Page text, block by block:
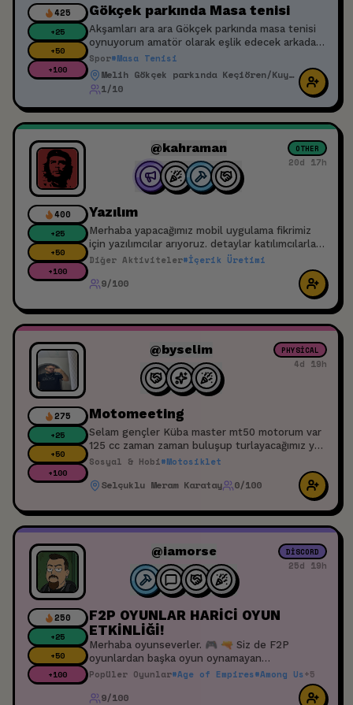
425
+25
+50
+100
Gökçek parkında Masa tenisi
Akşamları ara ara Gökçek parkında masa tenisi
oynuyorum amatör olarak eşlik edecek arkadaş
arıyorum tarih temsilidir
Spor#Masa Tenisi
Melih Gökçek parkında Keçiören/Kuyubaşı
1/10
400
+25
+50
+100
@kahraman OTHER
20d 17h
Yazılım
Merhaba yapacağımız mobil uygulama fikrimiz
için yazılımcılar arıyoruz. detaylar katılımcılarla
paylaşılacaktır. Projemizde bulunmak isteyenler
Diğer Aktiviteler#İçerik Üretimi
9/100
275
+25
+50
+100
@byselim PHYSICAL
4d 19h
Motomeeting
Selam gençler Küba master mt50 motorum var
125 cc zaman zaman buluşup turlayacağımız yeri
geldiğinde ilçe veya şehir dışına gideceğimiz bir
Sosyal & Hobi#Motosiklet
Selçuklu Meram Karatay 0/100
250
+25
+50
+100
@iamorse DISCORD
25d 19h
F2P OYUNLAR HARİCİ OYUN
ETKİNLİĞİ!
Merhaba oyunseverler. 🎮 🔫 Siz de F2P
oyunlardan başka oyun oynamayan
arkadaşlarınızdan sıkıldınız mı? 🤮 Counter
Strike, Valorant, LoL, PUBG denildiği zaman
midenize bulantı mı düşüyor? 👫 Multi ya da
Popüler Oyunlar#Age of Empires#Among Us+5
9/100